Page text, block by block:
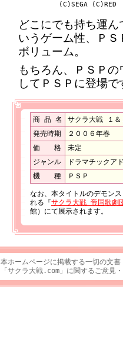
(C)SEGA (C)RED
どこにでも持ち運
いうゲーム性、Ｐ
ボリューム。
もちろん、ＰＳＰ
してＰＳＰに登場で
商 品 名
サクラ大戦 １＆
発売時期
２００６年春
価 格
未定
ジャンル
ドラマチックア
機 種
ＰＳＰ
なお、本タイトルのデモン
れる『サクラ大戦 帝国歌劇
館）にて展示されます。
本ホームページに掲載する一切の文
「サクラ大戦.com」に関するご意見